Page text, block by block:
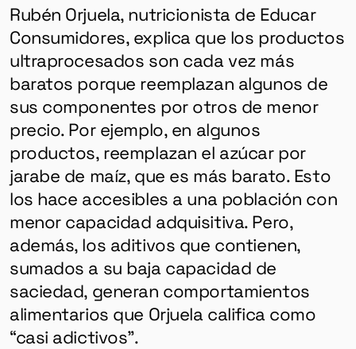
Rubén Orjuela, nutricionista de Educar
Consumidores, explica que los productos
ultraprocesados ​​son cada vez más
baratos porque reemplazan algunos de
sus componentes por otros de menor
precio. Por ejemplo, en algunos
productos, reemplazan el azúcar por
jarabe de maíz, que es más barato. Esto
los hace accesibles a una población con
menor capacidad adquisitiva. Pero,
además, los aditivos que contienen,
sumados a su baja capacidad de
saciedad, generan comportamientos
alimentarios que Orjuela califica como
“casi adictivos”.